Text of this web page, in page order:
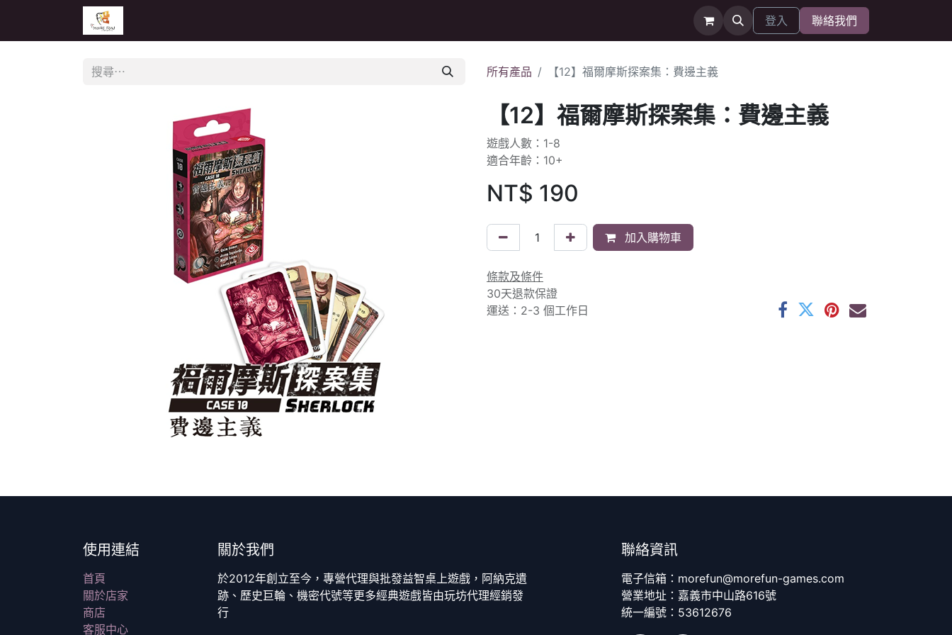
登入 聯絡我們
所有產品 【12】福爾摩斯探案集：費邊主義
【12】福爾摩斯探案集：費邊主義
遊戲人數：1-8
適合年齡：10+
NT$ 190
加入購物車
條款及條件
30天退款保證
運送：2-3 個工作日
使用連結
首頁
關於店家
商店
客服中心
關於我們
於2012年創立至今，專營代理與批發益智桌上遊戲，阿納克遺
跡、歷史巨輪、機密代號等更多經典遊戲皆由玩坊代理經銷發
行
聯絡資訊
電子信箱：morefun@morefun-games.com
營業地址：嘉義市中山路616號
統一編號：53612676